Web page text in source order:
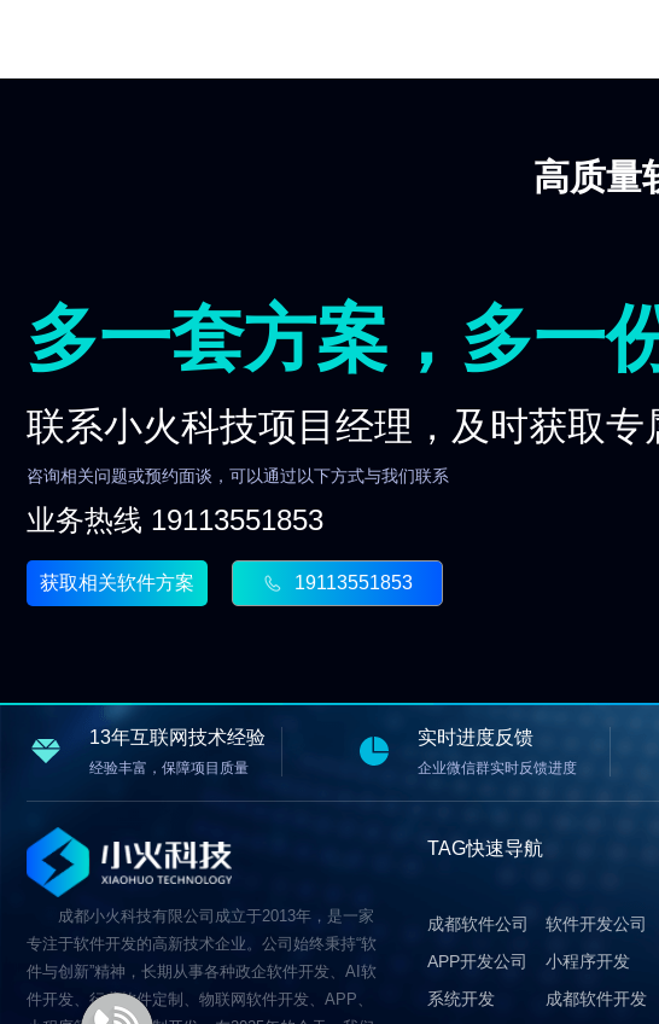
高质量
多一套方案，多一
联系小火科技项目经理，及时获取
咨询相关问题或预约面谈，可以通过以下方式与我们联系
业务热线 19113551853
获取相关软件方案 19113551853
13年互联网技术经验
经验丰富，保障项目质量
实时进度反馈
企业微信群实时反馈进度
成都小火科技有限公司成立于2013年，是一家
专注于软件开发的高新技术企业。公司始终秉持“软
件与创新”精神，长期从事各种政企软件开发、AI软
件开发、行业软件定制、物联网软件开发、APP、
TAG快速导航
成都软件公司 软件开发公司
APP开发公司
小程序开发
系统开发
成都软件开发